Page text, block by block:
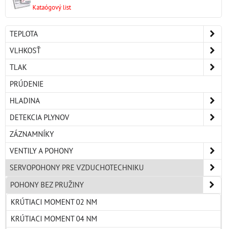
Kataógový list
TEPLOTA
VLHKOSŤ
TLAK
PRÚDENIE
HLADINA
DETEKCIA PLYNOV
ZÁZNAMNÍKY
VENTILY A POHONY
SERVOPOHONY PRE VZDUCHOTECHNIKU
POHONY BEZ PRUŽINY
KRÚTIACI MOMENT 02 NM
KRÚTIACI MOMENT 04 NM